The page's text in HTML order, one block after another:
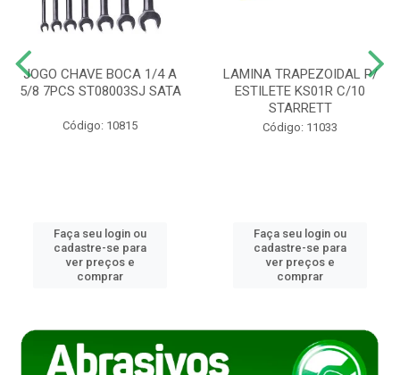
JOGO CHAVE BOCA 1/4 A
5/8 7PCS ST08003SJ SATA
Código: 10815
Faça seu login ou
cadastre-se para
ver preços e
comprar
LAMINA TRAPEZOIDAL P/
ESTILETE KS01R C/10
STARRETT
Código: 11033
Faça seu login ou
cadastre-se para
ver preços e
comprar